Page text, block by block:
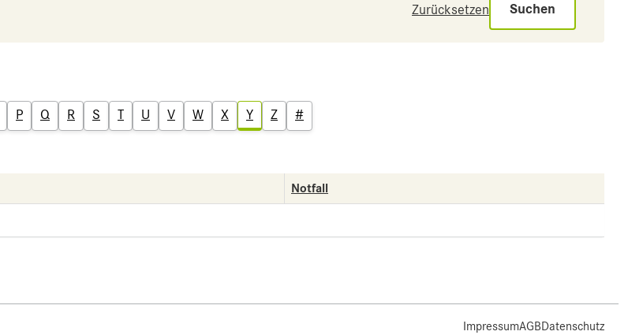
Zurücksetzen Suchen
P Q R S T U V W X Y Z #
Notfall
ImpressumAGBDatenschutz